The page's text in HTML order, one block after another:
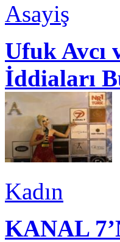
Asayiş
Ufuk Avcı
İddiaları
Kadın
KANAL